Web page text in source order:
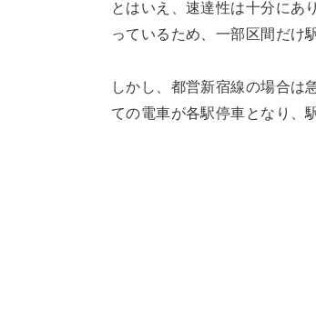
とはいえ、速達性は十分にあ
っているため、一部区間だけ
しかし、都営新宿線の場合は
ての電車が各駅停車となり、